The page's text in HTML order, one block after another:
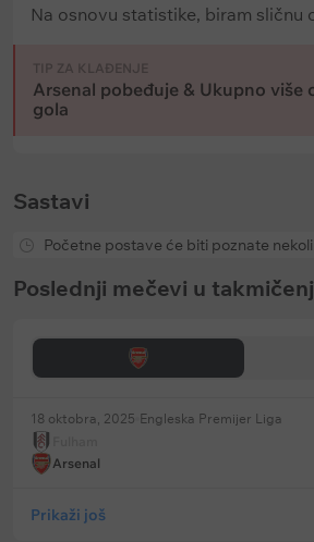
Na osnovu statistike, biram sličnu
TIP ZA KLAĐENJE
Arsenal pobeđuje & Ukupno više
gola
Sastavi
Početne postave će biti poznate
Poslednji mečevi u
18 oktobra, 2025 Engleska Premijer Liga
Arsenal
Prikaži još